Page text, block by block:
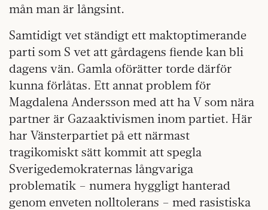
mån man är långsint.
Samtidigt vet ständigt ett maktoptimerande
parti som S vet att gårdagens fiende kan bli
dagens vän. Gamla oförätter torde därför
kunna förlåtas. Ett annat problem för
Magdalena Andersson med att ha V som nära
partner är Gazaaktivismen inom partiet. Här
har Vänsterpartiet på ett närmast
tragikomiskt sätt kommit att spegla
Sverigedemokraternas långvariga
problematik – numera hyggligt hanterad
genom enveten nolltolerans – med rasistiska